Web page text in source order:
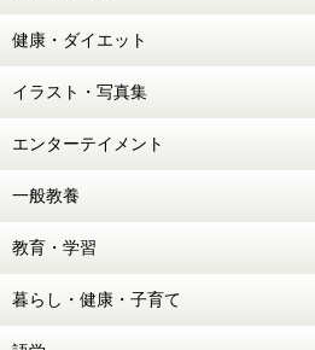
健康・ダイエット
イラスト・写真集
エンターテイメント
一般教養
教育・学習
暮らし・健康・子育て